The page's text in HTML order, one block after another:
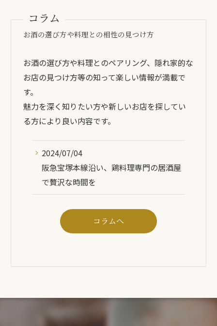
お酒の選び方や料理との相性の見つけ方
コラム
お酒の選び方や料理とのペアリング、隠れ家的な
お店の見つけ方等の知って楽しい情報が満載で
す。
魅力を深く知りたい方や新しいお店を探してい
る方により良い内容です。
2024/07/04
阪急宝塚本線沿い、鶏料理専門の居酒屋
で贅沢な時間を
コラムへ